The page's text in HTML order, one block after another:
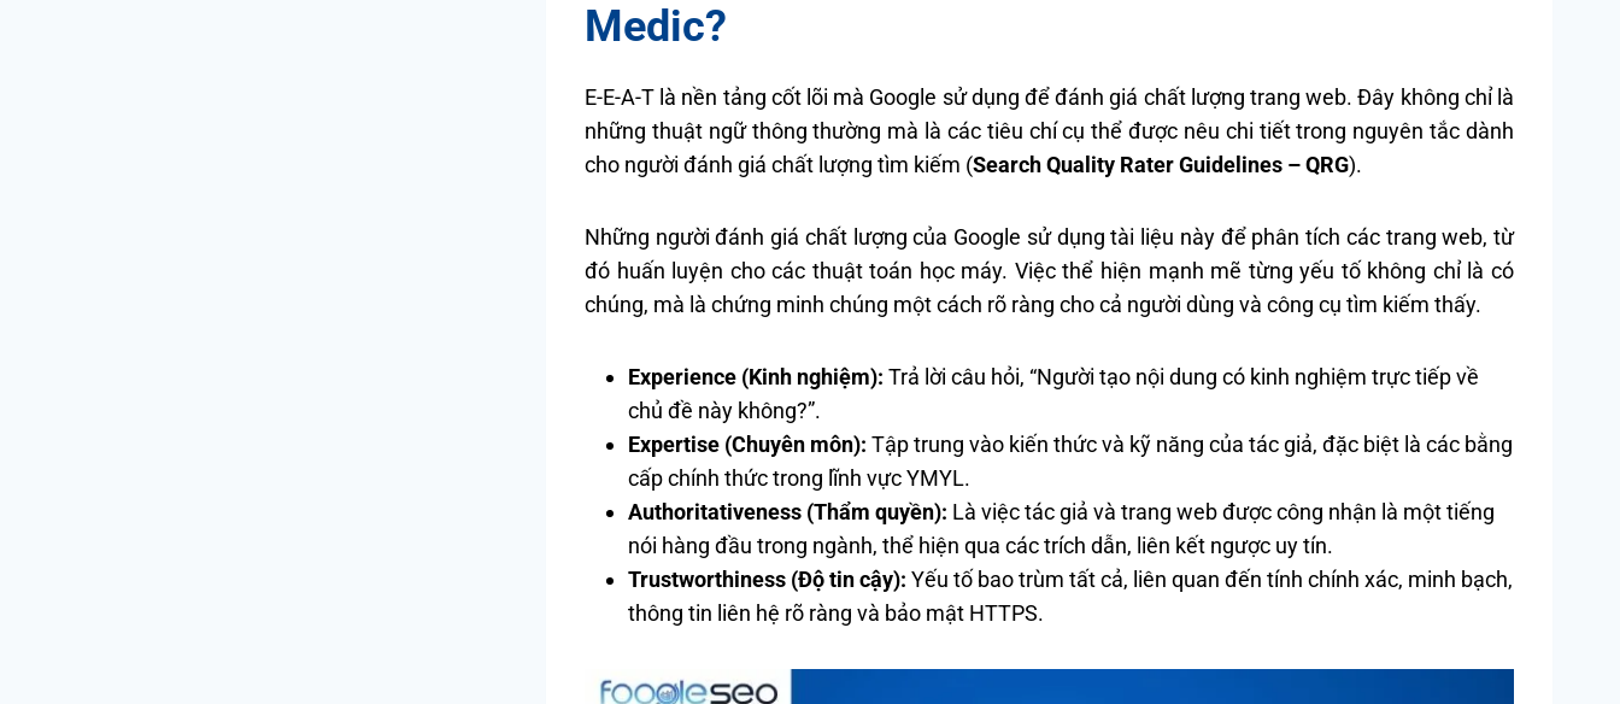
Medic?
E-E-A-T là nền tảng cốt lõi mà Google sử dụng để đánh giá chất lượng trang web. Đây không chỉ là
những thuật ngữ thông thường mà là các tiêu chí cụ thể được nêu chi tiết trong nguyên tắc dành
cho người đánh giá chất lượng tìm kiếm (Search Quality Rater Guidelines – QRG).
Những người đánh giá chất lượng của Google sử dụng tài liệu này để phân tích các trang web, từ
đó huấn luyện cho các thuật toán học máy. Việc thể hiện mạnh mẽ từng yếu tố không chỉ là có
chúng, mà là chứng minh chúng một cách rõ ràng cho cả người dùng và công cụ tìm kiếm thấy.
Experience (Kinh nghiệm): Trả lời câu hỏi, “Người tạo nội dung có kinh nghiệm trực tiếp về
chủ đề này không?”.
Expertise (Chuyên môn): Tập trung vào kiến thức và kỹ năng của tác giả, đặc biệt là các bằng
cấp chính thức trong lĩnh vực YMYL.
Authoritativeness (Thẩm quyền): Là việc tác giả và trang web được công nhận là một tiếng
nói hàng đầu trong ngành, thể hiện qua các trích dẫn, liên kết ngược uy tín.
Trustworthiness (Độ tin cậy): Yếu tố bao trùm tất cả, liên quan đến tính chính xác, minh bạch,
thông tin liên hệ rõ ràng và bảo mật HTTPS.